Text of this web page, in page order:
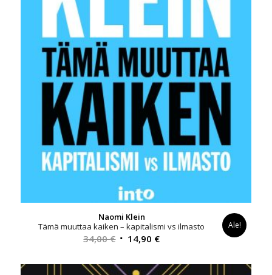
Naomi Klein
Tämä muuttaa kaiken – kapitalismi vs ilmasto
34,00€ Alkuperäinen
oli:
14,90 €Nykyinen
on:
Ale!